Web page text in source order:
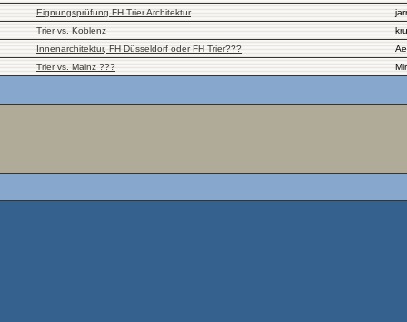
Eignungsprüfung FH Trier Architektur
Trier vs. Koblenz
Innenarchitektur, FH Düsseldorf oder FH Trier???
Trier vs. Mainz ???